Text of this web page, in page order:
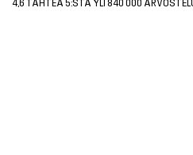
4,6 TÄHTEÄ 5:STÄ YLI 840 000